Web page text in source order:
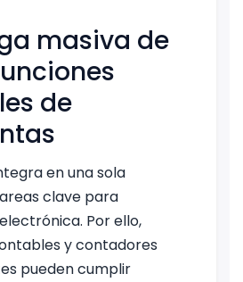
masiva de
de
en una sola
clave para
Por ello,
y contadores
pueden cumplir